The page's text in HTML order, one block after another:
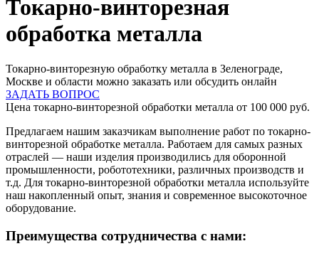
Токарно-винторезная
обработка металла
Токарно-винторезную обработку металла в Зеленограде,
Москве и области можно заказать или обсудить онлайн
ЗАДАТЬ ВОПРОС
Цена токарно-винторезной обработки металла от 100 000 руб.
Предлагаем нашим заказчикам выполнение работ по токарно-
винторезной обработке металла. Работаем для самых разных
отраслей — наши изделия производились для оборонной
промышленности, робототехники, различных производств и
т.д. Для токарно-винторезной обработки металла используйте
наш накопленный опыт, знания и современное высокоточное
оборудование.
Преимущества сотрудничества с нами: